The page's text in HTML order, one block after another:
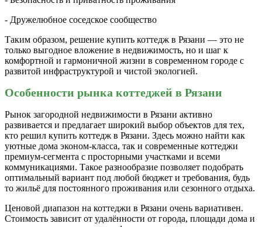
- Дружелюбное соседское сообщество
Таким образом, решение купить коттедж в Рязани — это не
только выгодное вложение в недвижимость, но и шаг к
комфортной и гармоничной жизни в современном городе с
развитой инфраструктурой и чистой экологией.
Особенности рынка коттеджей в Рязани
Рынок загородной недвижимости в Рязани активно
развивается и предлагает широкий выбор объектов для тех,
кто решил купить коттедж в Рязани. Здесь можно найти как
уютные дома эконом-класса, так и современные коттеджи
премиум-сегмента с просторными участками и всеми
коммуникациями. Такое разнообразие позволяет подобрать
оптимальный вариант под любой бюджет и требования, будь
то жильё для постоянного проживания или сезонного отдыха.
Ценовой диапазон на коттеджи в Рязани очень вариативен.
Стоимость зависит от удалённости от города, площади дома и